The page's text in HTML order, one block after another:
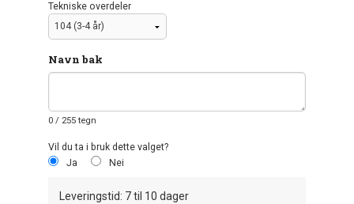
Tekniske overdeler
Navn bak
0 / 255 tegn
Vil du ta i bruk dette valget?
Ja
Nei
Leveringstid: 7 til 10 dager